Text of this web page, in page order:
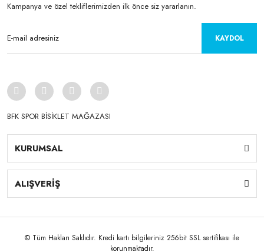
Kampanya ve özel tekliflerimizden ilk önce siz yararlanın.
KAYDOL
BFK SPOR BİSİKLET MAĞAZASI
KURUMSAL
ALIŞVERİŞ
© Tüm Hakları Saklıdır. Kredi kartı bilgileriniz 256bit SSL sertifikası ile
korunmaktadır.